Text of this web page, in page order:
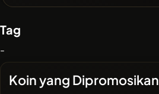
Tag
-
Koin yang Dipromosikan